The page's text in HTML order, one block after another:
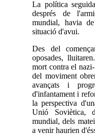
La política
després de
mundial, havia
situació d'avui.
Des del
oposades,
mort contra el
del moviment
avançats i
d'infantament i
la perspectiva
Unió Soviètica,
mundial, dels
a venir haurien